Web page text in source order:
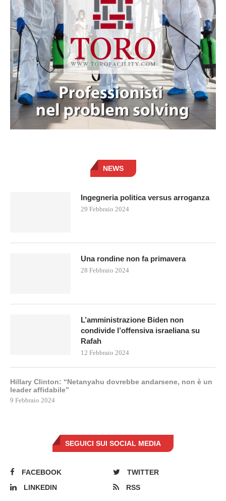
NEWS
Ingegneria politica versus arroganza
29 Febbraio 2024
Una rondine non fa primavera
28 Febbraio 2024
L’amministrazione Biden non
condivide l’offensiva israeliana su
Rafah
12 Febbraio 2024
Hillary Clinton: “Netanyahu dovrebbe andarsene, non è un
leader affidabile”
9 Febbraio 2024
SEGUICI SUI SOCIAL MEDIA
FACEBOOK
TWITTER
LINKEDIN
RSS